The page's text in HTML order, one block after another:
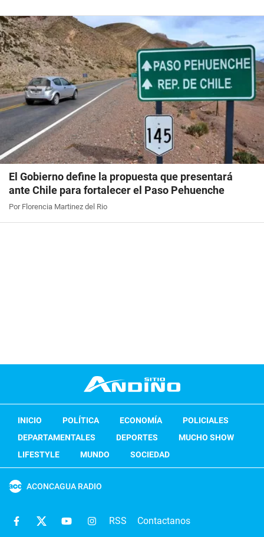
El Gobierno define la propuesta que presentará
ante Chile para fortalecer el Paso Pehuenche
Por Florencia Martinez del Rio
INICIO POLÍTICA ECONOMÍA
POLICIALES
DEPARTAMENTALES
DEPORTES
MUCHO SHOW
LIFESTYLE
MUNDO SOCIEDAD
ACONCAGUA RADIO
RSS Contactanos